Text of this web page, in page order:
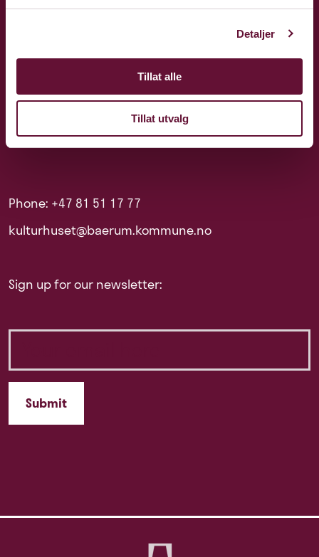
Detaljer
Tillat alle
Tillat utvalg
Phone: +47 81 51 17 77
kulturhuset@baerum.kommune.no
Sign up for our newsletter: